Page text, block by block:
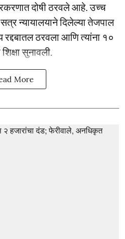
दोषी ठरवले आहे. उच्च
सत्र न्यायालयाने दिलेल्या तेजपाल
रद्दबातल ठरवला आणि त्यांना १०
सुनावली.
More